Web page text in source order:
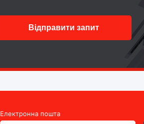
Відправити запит
Електронна пошта